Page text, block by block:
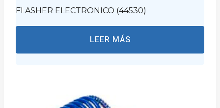
FLASHER ELECTRONICO (44530)
LEER MÁS